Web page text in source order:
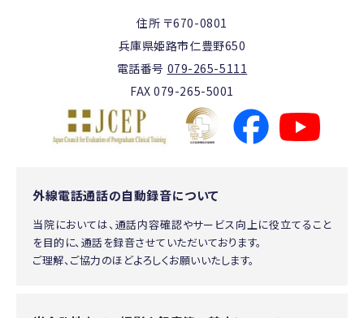
住所 〒670-0801
兵庫県姫路市仁豊野650
電話番号 079-265-5111
FAX 079-265-5001
外線電話通話の自動録音について
当院においては、通話内容確認やサービス向上に役立てること
を目的に、通話を録音させていただいております。
ご理解、ご協力のほどよろしくお願いいたします。